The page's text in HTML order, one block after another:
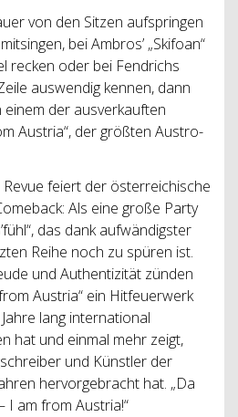
von den Sitzen aufspringen
bei Ambros’ „Skifoan“
recken oder bei Fendrichs
auswendig kennen, dann
der ausverkauften
Austria“, der größten Austro-
feiert der österreichische
Als eine große Party
das dank aufwändigster
Reihe noch zu spüren ist.
und Authentizität zünden
Austria“ ein Hitfeuerwerk
lang international
hat und einmal mehr zeigt,
und Künstler der
hervorgebracht hat. „Da
I am from Austria!“